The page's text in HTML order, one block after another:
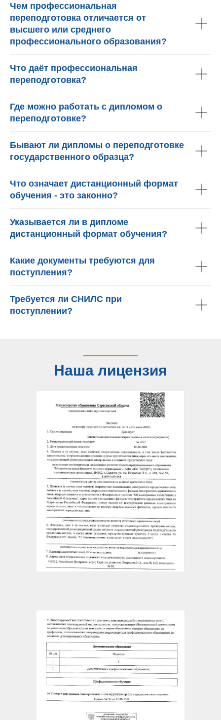
Чем профессиональная
переподготовка отличается от
высшего или среднего
профессионального образования?
Что даёт профессиональная
переподготовка?
Где можно работать с дипломом о
переподготовке?
Бывают ли дипломы о переподготовке
государственного образца?
Что означает дистанционный формат
обучения - это законно?
Указывается ли в дипломе
дистанционный формат обучения?
Какие документы требуются для
поступления?
Требуется ли СНИЛС при
поступлении?
Наша лицензия